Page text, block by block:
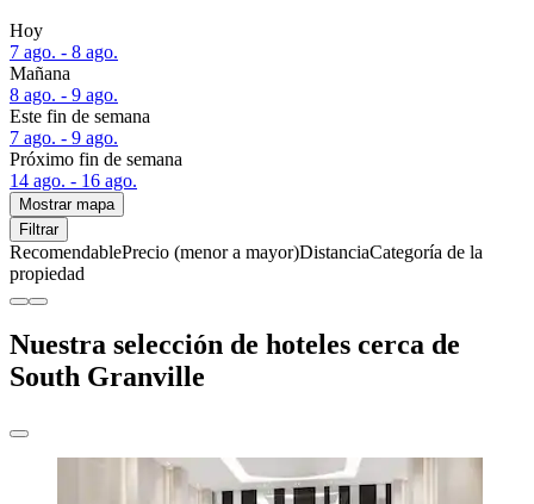
Hoy
7 ago. - 8 ago.
Mañana
8 ago. - 9 ago.
Este fin de semana
7 ago. - 9 ago.
Próximo fin de semana
14 ago. - 16 ago.
Mostrar mapa
Filtrar
RecomendablePrecio (menor a mayor)DistanciaCategoría de la
propiedad
Nuestra selección de hoteles cerca de
South Granville